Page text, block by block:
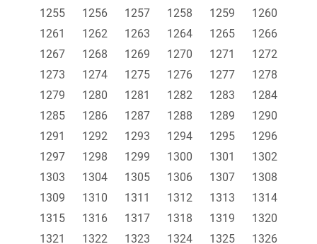
1255
1256 1257 1258 1259
1260
1261
1262 1263 1264 1265
1266
1267
1268 1269 1270 1271
1272
1273
1274 1275 1276 1277
1278
1279
1280 1281 1282 1283
1284
1285
1286 1287 1288 1289
1290
1291
1292 1293 1294 1295
1296
1297
1298 1299 1300 1301
1302
1303
1304 1305 1306 1307
1308
1309
1310 1311 1312 1313
1314
1315
1316 1317 1318 1319
1320
1321
1322 1323 1324 1325
1326